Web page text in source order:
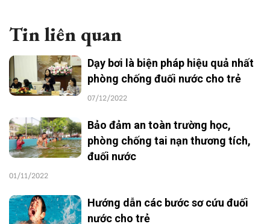
Tin liên quan
Dạy bơi là biện pháp hiệu quả nhất
phòng chống đuối nước cho trẻ
07/12/2022
Bảo đảm an toàn trường học,
phòng chống tai nạn thương tích,
đuối nước
01/11/2022
Hướng dẫn các bước sơ cứu đuối
nước cho trẻ